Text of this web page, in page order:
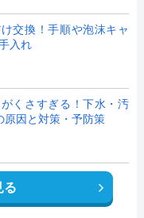
交換！手順や泡沫キャ
入れ
くさすぎる！下水・汚
原因と対策・予防策
る